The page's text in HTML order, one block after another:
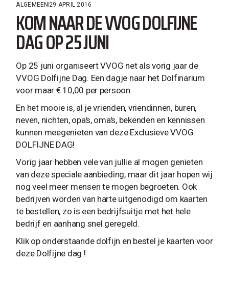
ALGEMEEN29 APRIL 2016
KOM NAAR DE VVOG DOLFIJNE
DAG OP 25 JUNI
Op 25 juni organiseert VVOG net als vorig jaar de
VVOG Dolfijne Dag. Een dagje naar het Dolfinarium
voor maar € 10,00 per persoon.
En het mooie is, al je vrienden, vriendinnen, buren,
neven, nichten, opa's, oma's, bekenden en kennissen
kunnen meegenieten van deze Exclusieve VVOG
DOLFIJNE DAG!
Vorig jaar hebben vele van jullie al mogen genieten
van deze speciale aanbieding, maar dit jaar hopen wij
nog veel meer mensen te mogen begroeten. Ook
bedrijven worden van harte uitgenodigd om kaarten
te bestellen, zo is een bedrijfsuitje met het hele
bedrijf en aanhang snel geregeld.
Klik op onderstaande dolfijn en bestel je kaarten voor
deze Dolfijne dag !